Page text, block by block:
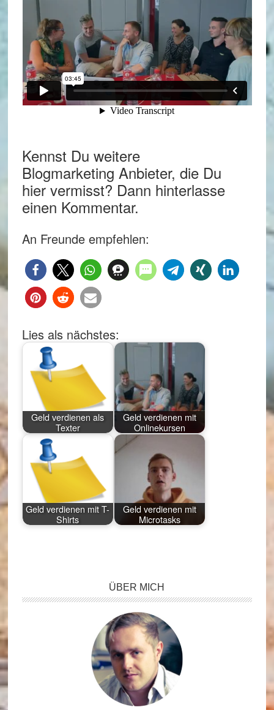
Kennst Du weitere
Blogmarketing Anbieter, die Du
hier vermisst? Dann hinterlasse
einen Kommentar.
An Freunde empfehlen:
Lies als nächstes:
Geld verdienen als
Texter
Geld verdienen mit
Onlinekursen
Geld verdienen mit T-
Shirts
Geld verdienen mit
Microtasks
ÜBER MICH